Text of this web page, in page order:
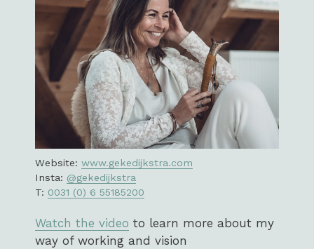
Website: www.gekedijkstra.com
Insta: @gekedijkstra
T: 0031 (0) 6 55185200
Watch the video to learn more about my
way of working and vision